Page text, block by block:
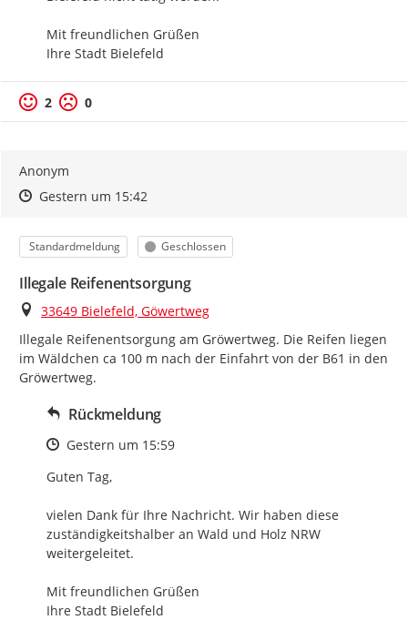
Mit freundlichen Grüßen
Ihre Stadt Bielefeld
2 0
Anonym
Zeitpunkt des Erstellens
Zeitpunkt des Erstellens
Gestern um 15:42Zur Äußerung
Kategorie
Standardmeldung Status
Geschlossen
Illegale Reifenentsorgung
Ort
33649 Bielefeld, Göwertweg
Illegale Reifenentsorgung am Gröwertweg. Die Reifen liegen
im Wäldchen ca 100 m nach der Einfahrt von der B61 in den
Gröwertweg.
Rückmeldung
Zeitpunkt des Erstellens
Gestern um 15:59
Guten Tag,
vielen Dank für Ihre Nachricht. Wir haben diese
zuständigkeitshalber an Wald und Holz NRW
weitergeleitet.
Mit freundlichen Grüßen
Ihre Stadt Bielefeld